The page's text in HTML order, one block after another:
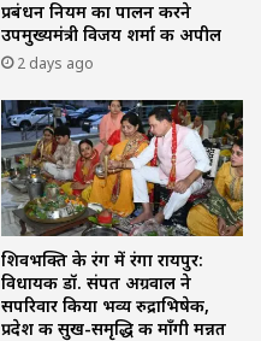
प्रबंधन नियम का पालन करने
उपमुख्यमंत्री विजय शर्मा की अपील
2 days ago
शिवभक्ति के रंग में रंगा रायपुर:
विधायक डॉ. संपत अग्रवाल ने
सपरिवार किया भव्य रुद्राभिषेक,
प्रदेश की सुख-समृद्धि की माँगी मन्नत